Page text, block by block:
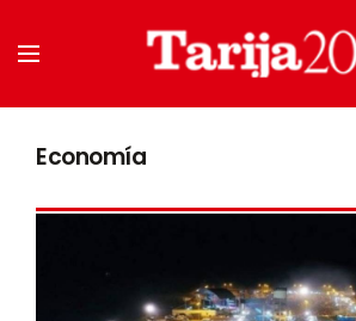
Economía